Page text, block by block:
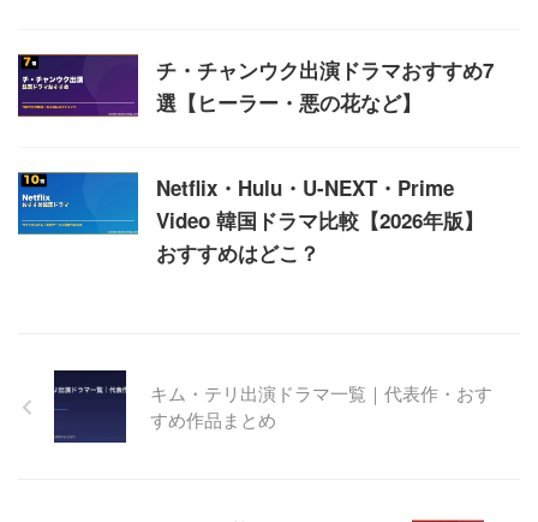
チ・チャンウク出演ドラマおすすめ7
選【ヒーラー・悪の花など】
Netflix・Hulu・U-NEXT・Prime
Video 韓国ドラマ比較【2026年版】
おすすめはどこ？
キム・テリ出演ドラマ一覧｜代表作・おす
すめ作品まとめ